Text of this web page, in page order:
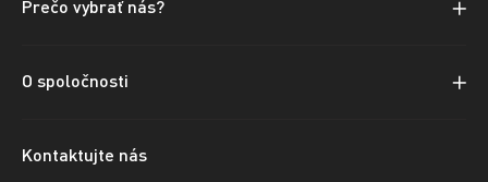
Prečo vybrať nás?
O spoločnosti
Kontaktujte nás